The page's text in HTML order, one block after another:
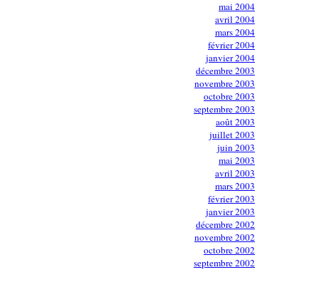
mai 2004
avril 2004
mars 2004
février 2004
janvier 2004
décembre 2003
novembre 2003
octobre 2003
septembre 2003
août 2003
juillet 2003
juin 2003
mai 2003
avril 2003
mars 2003
février 2003
janvier 2003
décembre 2002
novembre 2002
octobre 2002
septembre 2002